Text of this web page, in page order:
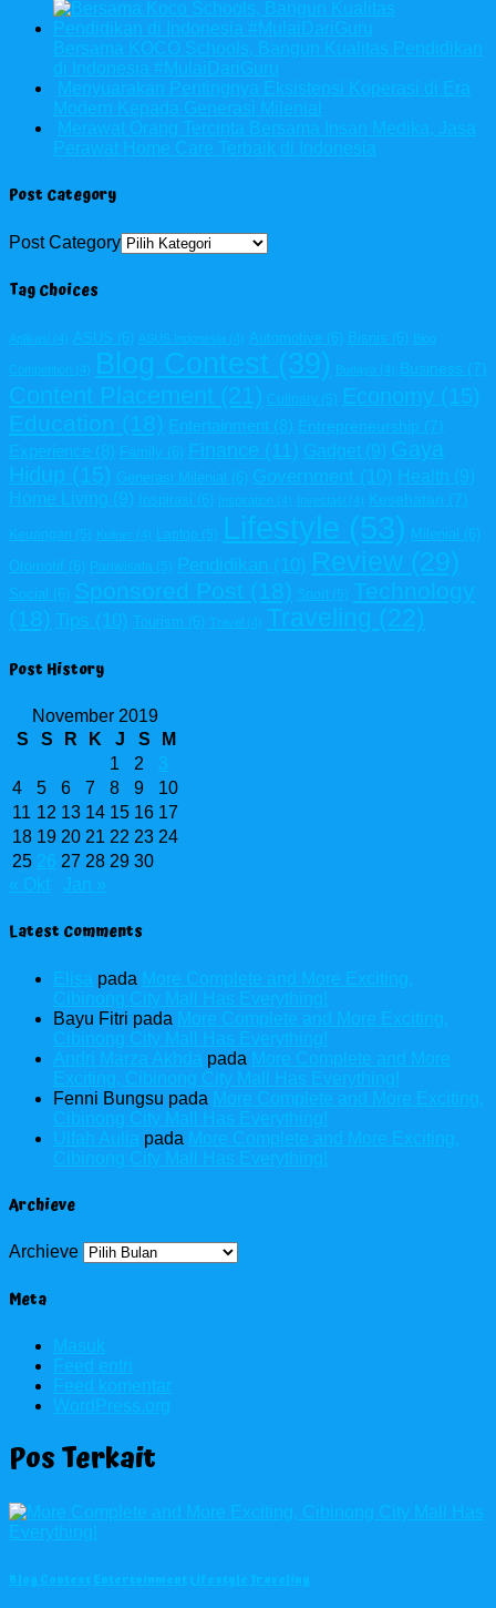
Bersama KOCO Schools, Bangun Kualitas Pendidikan
di Indonesia #MulaiDariGuru
Menyuarakan Pentingnya Eksistensi Koperasi di Era
Modern Kepada Generasi Milenial
Merawat Orang Tercinta Bersama Insan Medika, Jasa
Perawat Home Care Terbaik di Indonesia
Post Category
Post Category
Tag Choices
Aplikasi (4) ASUS (6) ASUS Indonesia (4) Automotive (6) Bisnis (6) Blog
Competition (4) Blog Contest (39) Budaya (4) Business (7)
Content Placement (21) Culinary (5) Economy (15)
Education (18) Entertainment (8) Entrepreneurship (7)
Experience (8) Family (6) Finance (11) Gadget (9) Gaya
Hidup (15) Generasi Milenial (6) Government (10) Health (9)
Home Living (9) Inspirasi (6) Inspiration (4) Investasi (4) Kesehatan (7)
Keuangan (5) Kuliner (4) Laptop (5) Lifestyle (53) Milenial (6)
Otomotif
(6) Pariwisata (5) Pendidikan (10) Review (29)
Social (6) Sponsored Post (18) Sport (5) Technology
(18) Tips (10) Tourism (6) Travel (4) Traveling (22)
Post History
November 2019
S
S R K J S
M
1
2
3
4
5 6 7 8 9
10
11 12 13 14 15 16 17
18 19 20 21 22 23 24
25 26 27 28 29 30
« Okt
Jan »
Latest Comments
Elisa pada More Complete and More Exciting,
Cibinong City Mall Has Everything!
Bayu Fitri pada More Complete and More Exciting,
Cibinong City Mall Has Everything!
Andri Marza Akhda pada More Complete and More
Exciting, Cibinong City Mall Has Everything!
Fenni Bungsu pada More Complete and More Exciting,
Cibinong City Mall Has Everything!
Ulfah Aulia pada More Complete and More Exciting,
Cibinong City Mall Has Everything!
Archieve
Archieve
Meta
Masuk
Feed entri
Feed komentar
WordPress.org
Pos Terkait
Blog ContestEntertainmentLifestyleTraveling